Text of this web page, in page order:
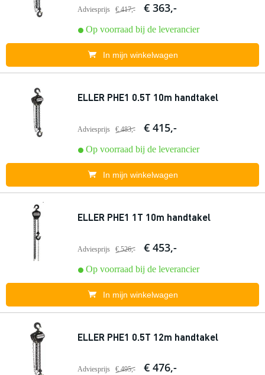
Adviesprijs € 417,- € 363,-
Op voorraad bij de leverancier
In mijn winkelwagen
ELLER PHE1 0.5T 10m handtakel
Adviesprijs € 483,- € 415,-
Op voorraad bij de leverancier
In mijn winkelwagen
ELLER PHE1 1T 10m handtakel
Adviesprijs € 526,- € 453,-
Op voorraad bij de leverancier
In mijn winkelwagen
ELLER PHE1 0.5T 12m handtakel
Adviesprijs € 495,- € 476,-